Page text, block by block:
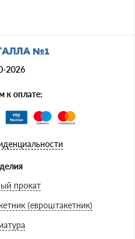
2026
к оплате:
прокат
(евроштакетник)